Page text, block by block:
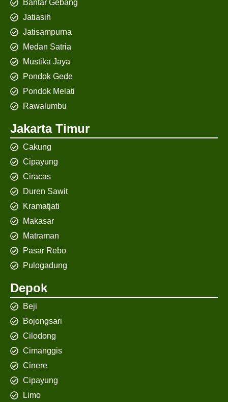
Bantar Gebang
Jatiasih
Jatisampurna
Medan Satria
Mustika Jaya
Pondok Gede
Pondok Melati
Rawalumbu
Jakarta Timur
Cakung
Cipayung
Ciracas
Duren Sawit
Kramatjati
Makasar
Matraman
Pasar Rebo
Pulogadung
Depok
Beji
Bojongsari
Cilodong
Cimanggis
Cinere
Cipayung
Limo